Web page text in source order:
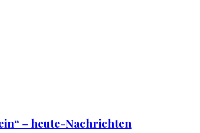
– heute-Nachrichten